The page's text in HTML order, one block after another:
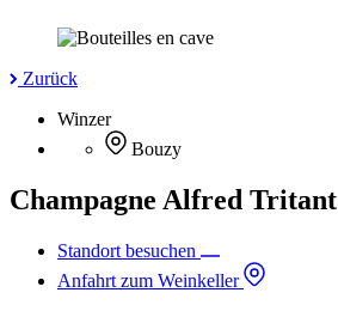
Zurück
Winzer
Bouzy
Champagne Alfred Tritant
Standort besuchen
Anfahrt zum Weinkeller